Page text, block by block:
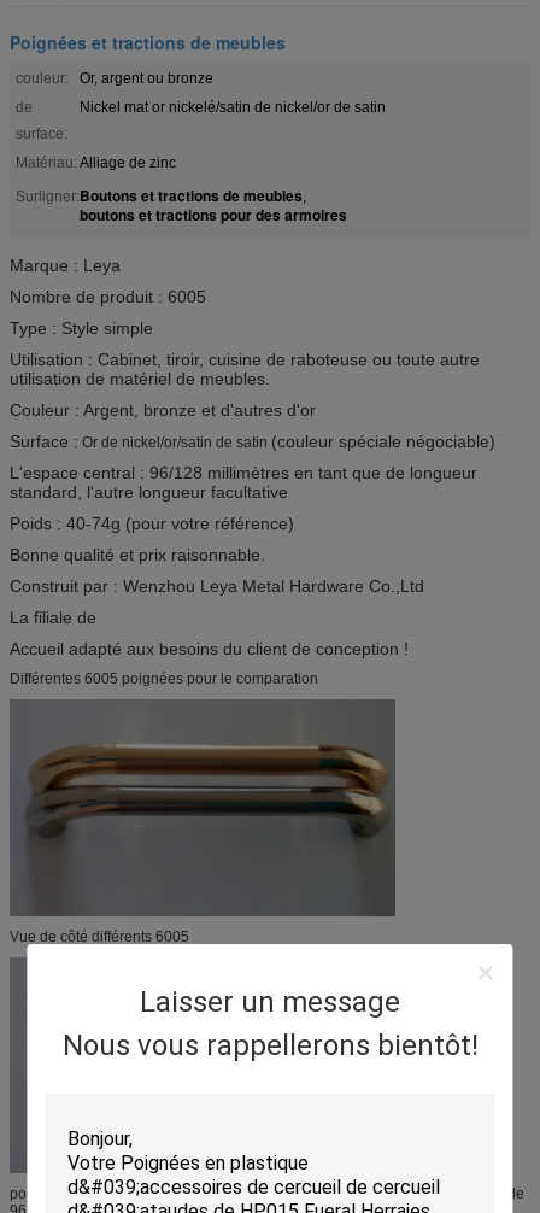
Laisser un message
Nous vous rappellerons bientôt!
Poignées et tractions de meubles
couleur:
Or, argent ou bronze
de
surface:
Nickel mat or nickelé/satin de nickel/or de satin
Matériau: Alliage de zinc
Surligner:Boutons et tractions de meubles,
boutons et tractions pour des armoires
Marque : Leya
Nombre de produit : 6005
Type : Style simple
Utilisation : Cabinet, tiroir, cuisine de raboteuse ou toute autre
utilisation de matériel de meubles.
Couleur : Argent, bronze et d'autres d'or
Surface : Or de nickel/or/satin de satin (couleur spéciale négociable)
L'espace central : 96/128 millimètres en tant que de longueur
standard, l'autre longueur facultative
Poids : 40-74g (pour votre référence)
Bonne qualité et prix raisonnable.
Construit par : Wenzhou Leya Metal Hardware Co.,Ltd
La filiale de
Accueil adapté aux besoins du client de conception !
Différentes 6005 poignées pour le comparation
Vue de côté différents 6005
poignée de poignée d'armoire de bureau de 128mm et d'armoire de bureau de